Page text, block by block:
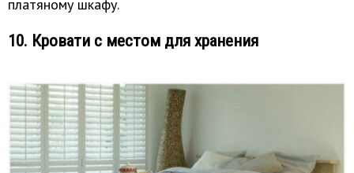
платяному шкафу.
10. Кровати с местом для хранения